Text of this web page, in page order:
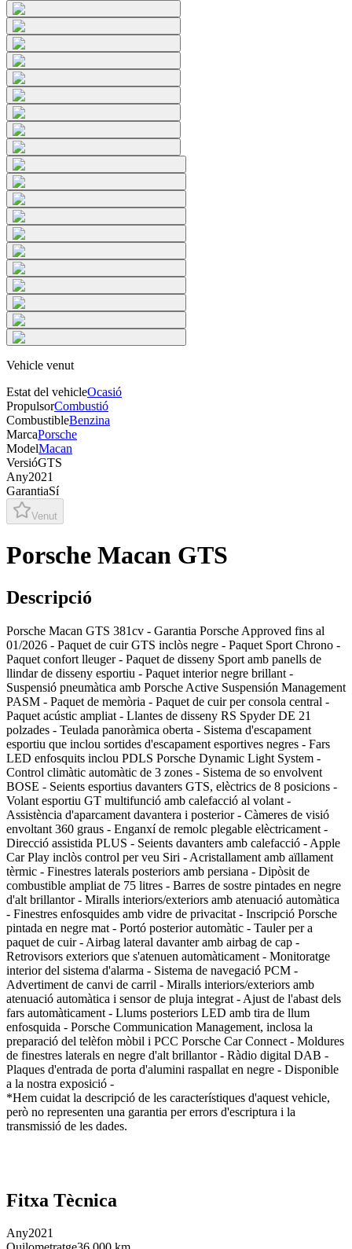
Vehicle venut
Estat del vehicleOcasió
PropulsorCombustió
CombustibleBenzina
MarcaPorsche
ModelMacan
VersióGTS
Any2021
GarantiaSí
Venut
Porsche Macan GTS
Descripció
Porsche Macan GTS 381cv - Garantia Porsche Approved fins al
01/2026 - Paquet de cuir GTS inclòs negre - Paquet Sport Chrono -
Paquet confort lleuger - Paquet de disseny Sport amb panells de
llindar de disseny esportiu - Paquet interior negre brillant -
Suspensió pneumàtica amb Porsche Active Suspensión Management
PASM - Paquet de memòria - Paquet de cuir per consola central -
Paquet acústic ampliat - Llantes de disseny RS Spyder DE 21
polzades - Teulada panoràmica oberta - Sistema d'escapament
esportiu que inclou sortides d'escapament esportives negres - Fars
LED enfosquits inclou PDLS Porsche Dynamic Light System -
Control climàtic automàtic de 3 zones - Sistema de so envolvent
BOSE - Seients esportius davanters GTS, elèctrics de 8 posicions -
Volant esportiu GT multifunció amb calefacció al volant -
Assistència d'aparcament davantera i posterior - Càmeres de visió
envoltant 360 graus - Enganxí de remolc plegable elèctricament -
Direcció assistida PLUS - Seients davanters amb calefacció - Apple
Car Play inclòs control per veu Siri - Acristallament amb aïllament
tèrmic - Finestres laterals posteriors amb persiana - Dipòsit de
combustible ampliat de 75 litres - Barres de sostre pintades en negre
d'alt brillantor - Miralls interiors/exteriors amb atenuació automàtica
- Finestres enfosquides amb vidre de privacitat - Inscripció Porsche
pintada en negre mat - Portó posterior automàtic - Tauler per a
paquet de cuir - Airbag lateral davanter amb airbag de cap -
Retrovisors exteriors que s'atenuen automàticament - Monitoratge
interior del sistema d'alarma - Sistema de navegació PCM -
Advertiment de canvi de carril - Miralls interiors/exteriors amb
atenuació automàtica i sensor de pluja integrat - Ajust de l'abast dels
fars automàticament - Llums posteriors LED amb tira de llum
enfosquida - Porsche Communication Management, inclosa la
preparació del telèfon mòbil i PCC Porsche Car Connect - Moldures
de finestres laterals en negre d'alt brillantor - Ràdio digital DAB -
Plaques d'entrada de porta d'alumini raspallat en negre - Disponible
a la nostra exposició -
*Hem cuidat la descripció de les característiques d'aquest vehicle,
però no representen una garantia per errors d'escriptura i la
transmissió de les dades.
Fitxa Tècnica
Any2021